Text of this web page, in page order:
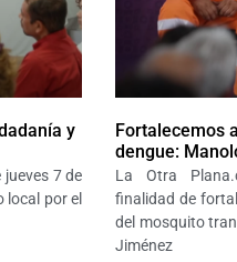
y
7 de
por el
Fortalecemos
dengue:
La Otra
finalidad de
del mosquito
Jiménez